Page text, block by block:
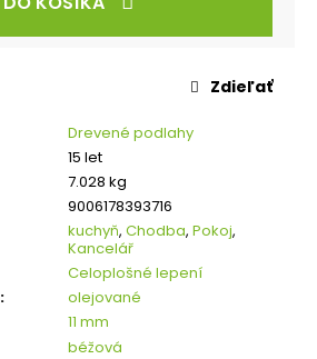
Drevené podlahy
15 let
7.028 kg
9006178393716
kuchyň, Chodba, Pokoj,
Kancelář
Celoplošné lepení
:
olejované
11 mm
béžová
Zdieľať